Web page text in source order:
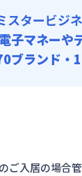
スタービジ
電子マネー
ブランド・
ご入居の場合